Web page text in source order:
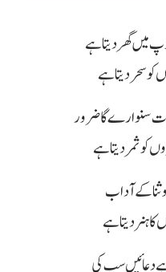
میں گھر دیتا ہے
کو سحر دیتا ہے
سنوارے گا ضرور
کو ثمر دیتا ہے
وثنا کے آداب
ہنر دیتا ہے
دعائیں سب کی